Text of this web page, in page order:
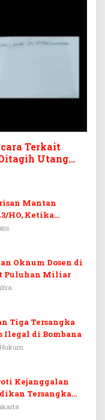
Terkait
Utang
Mantan
HO, Ketika
Pemerasan
Oknum Dosen di
Puluhan Miliar
Tiga Tersangka
Ilegal di Bombana
Kejanggalan
Tersangka